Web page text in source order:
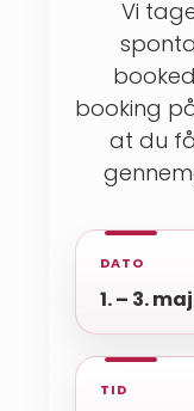
Vi
booking
at du
DATO
1. – 3.
TID